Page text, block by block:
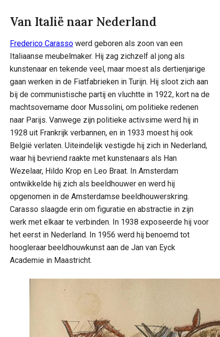
Van Italië naar Nederland
Frederico Carasso werd geboren als zoon van een
Italiaanse meubelmaker. Hij zag zichzelf al jong als
kunstenaar en tekende veel, maar moest als dertienjarige
gaan werken in de Fiatfabrieken in Turijn. Hij sloot zich aan
bij de communistische partij en vluchtte in 1922, kort na de
machtsovername door Mussolini, om politieke redenen
naar Parijs. Vanwege zijn politieke activsime werd hij in
1928 uit Frankrijk verbannen, en in 1933 moest hij ook
België verlaten. Uiteindelijk vestigde hij zich in Nederland,
waar hij bevriend raakte met kunstenaars als Han
Wezelaar, Hildo Krop en Leo Braat. In Amsterdam
ontwikkelde hij zich als beeldhouwer en werd hij
opgenomen in de Amsterdamse beeldhouwerskring.
Carasso slaagde erin om figuratie en abstractie in zijn
werk met elkaar te verbinden. In 1938 exposeerde hij voor
het eerst in Nederland. In 1956 werd hij benoemd tot
hoogleraar beeldhouwkunst aan de Jan van Eyck
Academie in Maastricht.